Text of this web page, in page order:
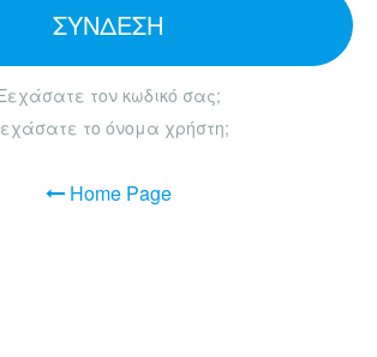
ΣΎΝΔΕΣΗ
τον κωδικό σας;
το όνομα χρήστη;
Home Page